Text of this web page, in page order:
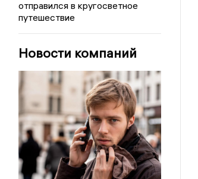
отправился в кругосветное
путешествие
Новости компаний